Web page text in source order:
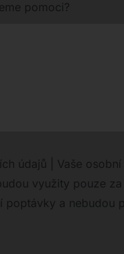
pomoci?
údajů | Vaše osobní
využity pouze za
poptávky a nebudou